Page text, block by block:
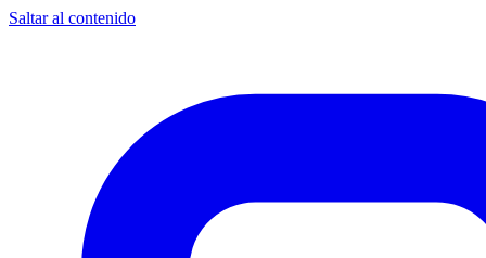
Saltar al contenido